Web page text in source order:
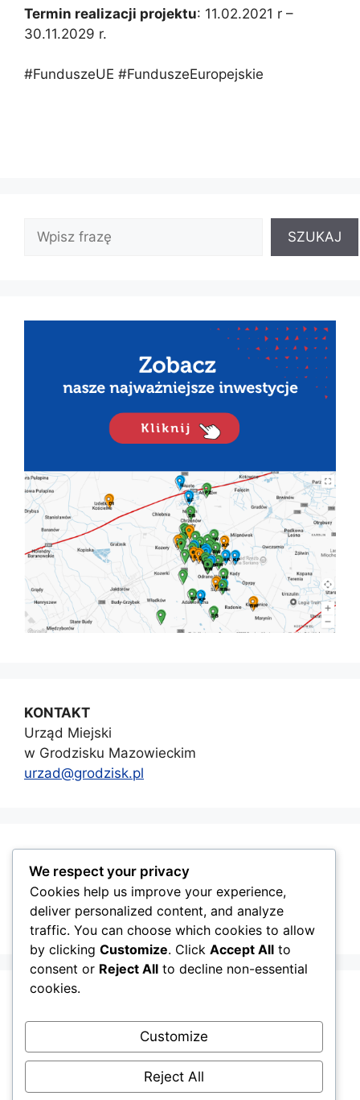
Termin realizacji projektu: 11.02.2021 r –
30.11.2029 r.
#FunduszeUE #FunduszeEuropejskie
SZUKAJ
KONTAKT
Urząd Miejski
w Grodzisku Mazowieckim
urzad@grodzisk.pl
We respect your privacy
Cookies help us improve your experience,
deliver personalized content, and analyze
traffic. You can choose which cookies to allow
by clicking Customize. Click Accept All to
consent or Reject All to decline non-essential
cookies.
Customize
Reject All